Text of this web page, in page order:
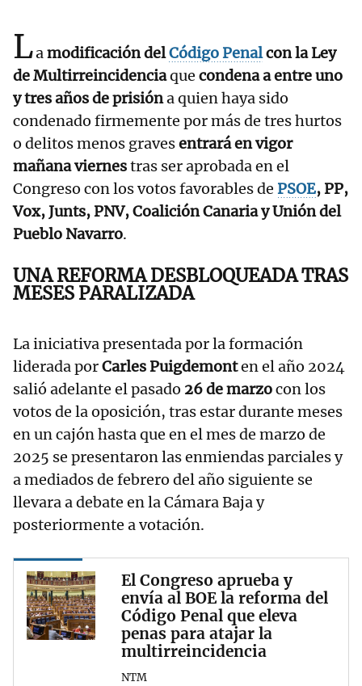
Lamodificación delCódigo Penalcon la Ley
de Multirreincidenciaque condena a entre uno
y tres años de prisióna quien haya sido
condenado firmemente por más de tres hurtos
o delitos menos gravesentrará en vigor
mañana viernestras ser aprobada en el
Congreso con los votos favorables de PSOE, PP,
Vox, Junts, PNV, Coalición Canaria y Unión del
Pueblo Navarro.
UNA REFORMA DESBLOQUEADA TRAS
MESES PARALIZADA
La iniciativa presentada por la formación
liderada porCarles Puigdemonten el año 2024
salió adelante el pasado 26 de marzocon los
votos de la oposición, tras estar durante meses
en un cajón hasta que en el mes de marzo de
2025 se presentaron las enmiendas parciales y
a mediados de febrero del año siguiente se
llevara a debate en la Cámara Baja y
posteriormente a votación.
El Congreso aprueba y
envía al BOE la reforma del
Código Penal que eleva
penas para atajar la
multirreincidencia
NTM